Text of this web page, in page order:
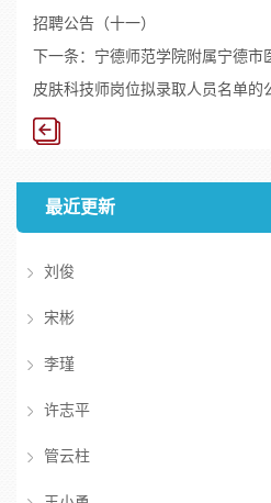
招聘公告（十一）
下一条： 宁德师范学院附属宁德市
皮肤科技师岗位拟录取人员名单的
最近更新
刘俊
宋彬
李瑾
许志平
管云柱